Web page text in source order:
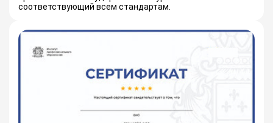
соответствующий всем стандартам.